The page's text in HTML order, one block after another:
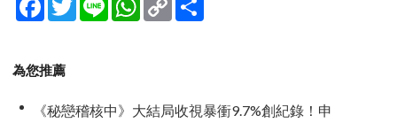
Link
為您推薦
《秘戀稽核中》大結局收視暴衝9.7%創紀錄！申